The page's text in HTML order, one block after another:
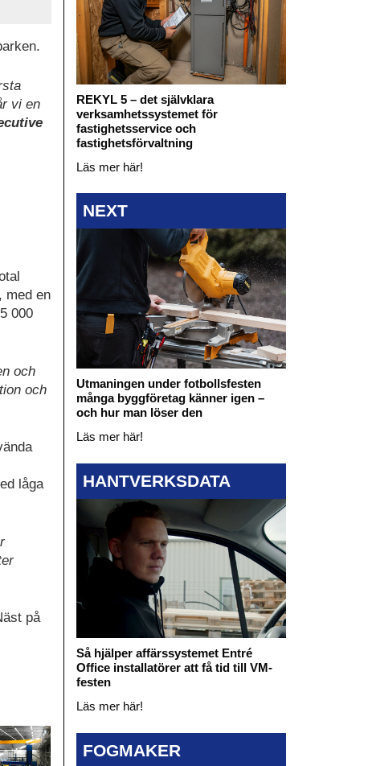
vi en
med en
000
och
och
låga
på
REKYL 5 – det självklara
verksamhetssystemet för
fastighetsservice och
fastighetsförvaltning
Läs mer här!
NEXT
Utmaningen under fotbollsfesten
många byggföretag känner igen –
och hur man löser den
Läs mer här!
HANTVERKSDATA
Så hjälper affärssystemet Entré
Office installatörer att få tid till VM-
festen
Läs mer här!
FOGMAKER